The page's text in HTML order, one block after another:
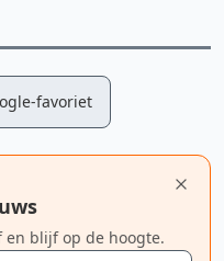
favoriet
en blijf op de hoogte.